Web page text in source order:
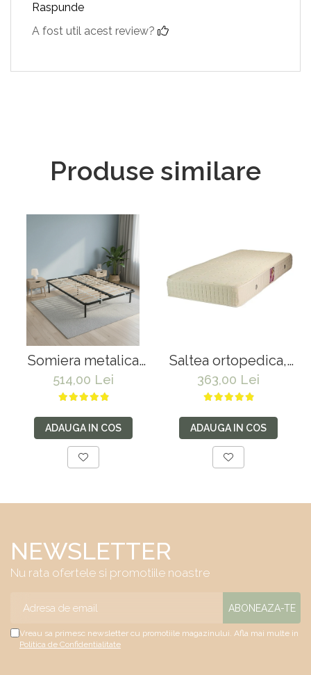
Raspunde
A fost util acest review?
Produse similare
Somiera metalica
fixa pentru pat
dublu 160x200, 6
lemn fag, benzi
textile, suport
saltea ferm, negru
514,00 Lei
ADAUGA IN COS
Saltea ortopedica,
tip relaxa, Dafin Lux
Ortopedic,
fermitate medie, cu
plasa de arcuri tip
Bonell, fata vara-
iarna, sistem de
Salt Confort
363,00 Lei
ADAUGA IN COS
NEWSLETTER
Nu rata ofertele si promotiile noastre
Vreau sa primesc newsletter cu promotiile magazinului. Afla mai multe in
Politica de Confidentialitate